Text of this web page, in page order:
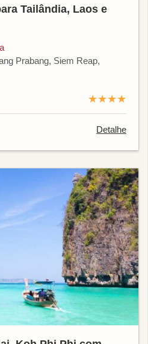
Tailândia, Laos e
Prabang, Siem Reap,
★★★★
Detalhe